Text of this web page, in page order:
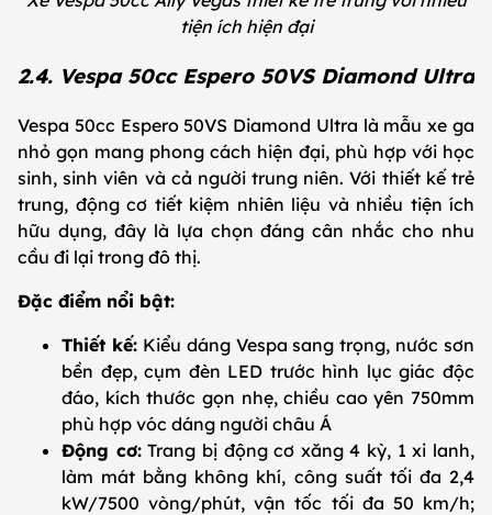
tiện ích hiện đại
2.4. Vespa 50cc Espero 50VS Diamond Ultra
Vespa 50cc Espero 50VS Diamond Ultra là mẫu xe ga
nhỏ gọn mang phong cách hiện đại, phù hợp với học
sinh, sinh viên và cả người trung niên. Với thiết kế trẻ
trung, động cơ tiết kiệm nhiên liệu và nhiều tiện ích
hữu dụng, đây là lựa chọn đáng cân nhắc cho nhu
cầu đi lại trong đô thị.
Đặc điểm nổi bật:
Thiết kế:Kiểu dáng Vespa sang trọng, nước sơn
bền đẹp, cụm đèn LED trước hình lục giác độc
đáo, kích thước gọn nhẹ, chiều cao yên 750mm
phù hợp vóc dáng người châu Á
Động cơ:Trang bị động cơ xăng 4 kỳ, 1 xi lanh,
làm mát bằng không khí, công suất tối đa 2,4
kW/7500 vòng/phút, vận tốc tối đa 50 km/h;